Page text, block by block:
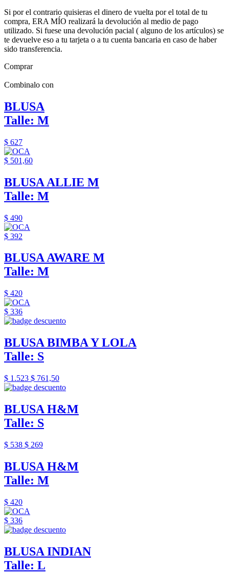
Si por el contrario quisieras el dinero de vuelta por el total de tu
compra, ERA MÍO realizará la devolución al medio de pago
utilizado. Si fuese una devolución pacial ( alguno de los artículos) se
te devuelve eso a tu tarjeta o a tu cuenta bancaria en caso de haber
sido transferencia.
Comprar
Combinalo con
BLUSA
Talle: M
$ 627
$ 501,60
BLUSA ALLIE M
Talle: M
$ 490
$ 392
BLUSA AWARE M
Talle: M
$ 420
$ 336
BLUSA BIMBA Y LOLA
Talle: S
$ 1.523 $ 761,50
BLUSA H&M
Talle: S
$ 538 $ 269
BLUSA H&M
Talle: M
$ 420
$ 336
BLUSA INDIAN
Talle: L